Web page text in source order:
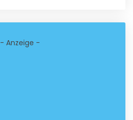
- Anzeige -